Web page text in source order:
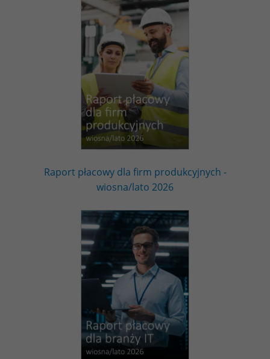
Raport płacowy dla firm produkcyjnych -
wiosna/lato 2026